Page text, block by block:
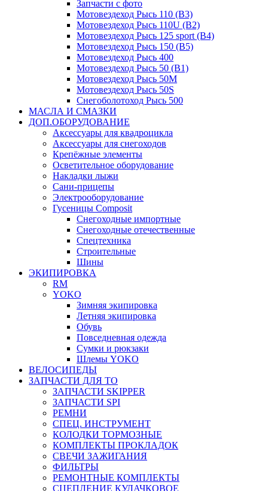
Запчасти с фото
Мотовездеход Рысь 110 (B3)
Мотовездеход Рысь 110U (B2)
Мотовездеход Рысь 125 sport (B4)
Мотовездеход Рысь 150 (B5)
Мотовездеход Рысь 400
Мотовездеход Рысь 50 (B1)
Мотовездеход Рысь 50M
Мотовездеход Рысь 50S
Снегоболотоход Рысь 500
МАСЛА И СМАЗКИ
ДОП.ОБОРУДОВАНИЕ
Аксессуары для квадроцикла
Аксессуары для снегоходов
Крепёжные элементы
Осветительное оборудование
Накладки лыжи
Сани-прицепы
Электрооборудование
Гусеницы Composit
Снегоходные импортные
Снегоходные отечественные
Спецтехника
Строительные
Шины
ЭКИПИРОВКА
RM
YOKO
Зимняя экипировка
Летняя экипировка
Обувь
Повседневная одежда
Сумки и рюкзаки
Шлемы YOKO
ВЕЛОСИПЕДЫ
ЗАПЧАСТИ ДЛЯ ТО
ЗАПЧАСТИ SKIPPER
ЗАПЧАСТИ SPI
РЕМНИ
СПЕЦ. ИНСТРУМЕНТ
КОЛОДКИ ТОРМОЗНЫЕ
КОМПЛЕКТЫ ПРОКЛАДОК
СВЕЧИ ЗАЖИГАНИЯ
ФИЛЬТРЫ
РЕМОНТНЫЕ КОМПЛЕКТЫ
СЦЕПЛЕНИЕ КУЛАЧКОВОЕ